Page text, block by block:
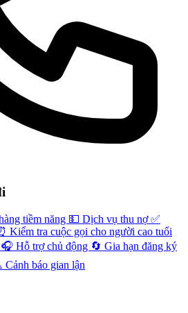
tiềm năng 💵 Dịch vụ thu nợ✅
Kiểm tra cuộc gọi cho người cao tuổi
🎧 Hỗ trợ chủ động 🔄 Gia hạn đăng ký
Cảnh báo gian lận